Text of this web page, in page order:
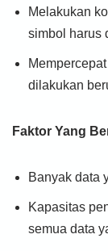
Melakukan
simbol harus
dilakukan
Faktor Yang
Banyak data
Kapasitas
semua data